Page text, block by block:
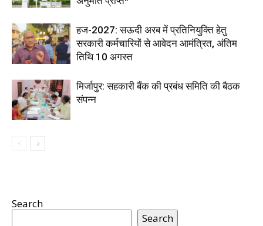
हज-2027: सऊदी अरब में प्रतिनियुक्ति हेतु
सरकारी कर्मचारियों से आवेदन आमंत्रित, अंतिम
तिथि 10 अगस्त
मिर्जापुर: सहकारी बैंक की प्रबंध समिति की बैठक
संपन्न
Search
Search